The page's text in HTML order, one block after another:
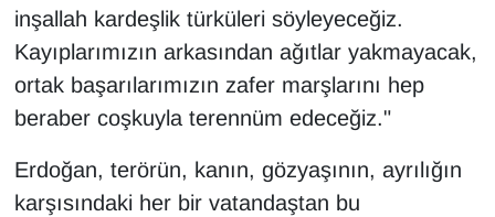
inşallah kardeşlik türküleri söyleyeceğiz.
Kayıplarımızın arkasından ağıtlar yakmayacak,
ortak başarılarımızın zafer marşlarını hep
beraber coşkuyla terennüm edeceğiz."
Erdoğan, terörün, kanın, gözyaşının, ayrılığın
karşısındaki her bir vatandaştan bu